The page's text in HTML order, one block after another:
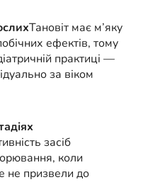
Тановіт має м’яку
ефектів, тому
практиці —
за віком
засіб
коли
не призвели до